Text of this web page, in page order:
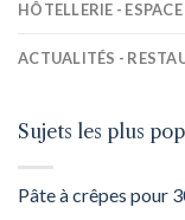
HÔTELLERIE -
ACTUALITÉS -
Sujets les plus
Pâte à crêpes pour